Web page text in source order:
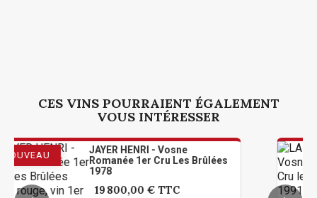
CES VINS POURRAIENT ÉGALEMENT
VOUS INTÉRESSER
JAYER HENRI - Vosne
Romanée 1er Cru Les Brûlées
1978
19 800,00 € TTC